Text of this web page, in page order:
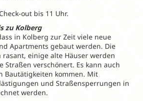
out bis 11 Uhr.
zu Kolberg
in Kolberg zur Zeit viele neue
Apartments gebaut werden. Die
einige alte Häuser werden
Straßen verschönert. Es kann auch
Bautätigkeiten kommen. Mit
und Straßensperrungen in
werden.